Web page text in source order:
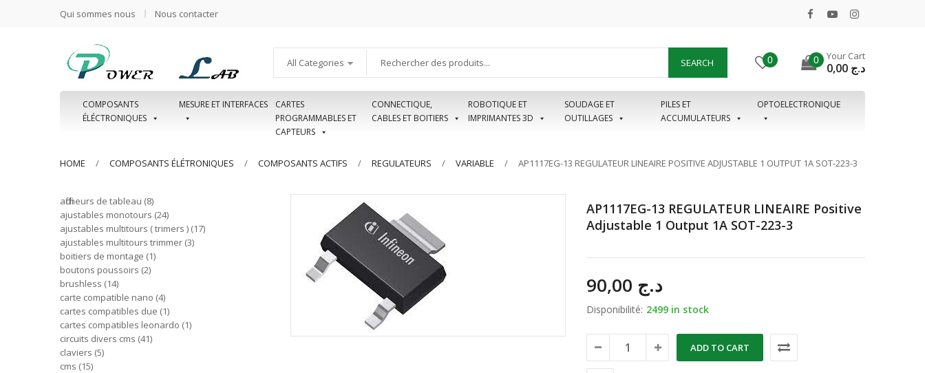
Qui sommes nous Nous contacter
All Categories SEARCH 0 0 Your Cart
د.ج
COMPOSANTS
ÉLÉCTRONIQUES
MESURE ET INTERFACES
CARTES
PROGRAMMABLES ET
CAPTEURS
CONNECTIQUE,
CABLES ET BOITIERS
ROBOTIQUE ET
IMPRIMANTES 3D
SOUDAGE ET
OUTILLAGES
PILES ET
ACCUMULATEURS
OPTOELECTRONIQUE
HOME COMPOSANTS ÉLÉTRONIQUES COMPOSANTS ACTIFS REGULATEURS VARIABLE AP1117EG-13 REGULATEUR LINEAIRE POSITIVE ADJUSTABLE 1 OUTPUT 1A SOT-223-3
AP1117EG-13 REGULATEUR LINEAIRE Positive
Adjustable 1 Output 1A SOT-223-3
د.ج
Disponibilité: 2499 in stock
ADD TO CART
afficheurs de tableau 8
ajustables monotours 24
ajustables multitours ( trimers ) 17
ajustables multitours trimmer 3
boitiers de montage 1
boutons poussoirs 2
brushless 14
carte compatible nano 4
cartes compatibles due 1
cartes compatibles leonardo 1
circuits divers cms 41
claviers 5
cms 15